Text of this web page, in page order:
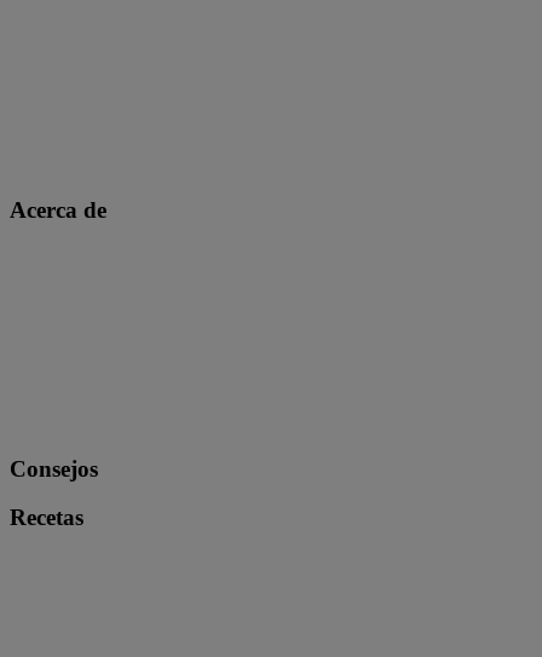
Acerca de
Consejos
Recetas